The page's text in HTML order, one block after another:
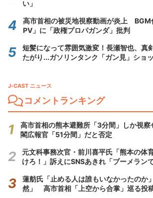
い」
高市首相の被災地視察動画が炎上 BGM
PV」に「政権プロパガンダ」批判
短髪になって雰囲気激変！長瀬智也、真
たがり...ガソリンタンク「ガン見」ショ
J-CAST ニュース
コメントランキング
高市首相の熊本避難所「3分間」しか視
閣広報官「51分間」だと否定
元文科事務次官・前川喜平氏「熊本の体
けろ！」訴えにSNSあきれ「ブーメランで
蓮舫氏「止める人は誰もいなかったのか
然」 高市首相「上空から合掌」巡る投